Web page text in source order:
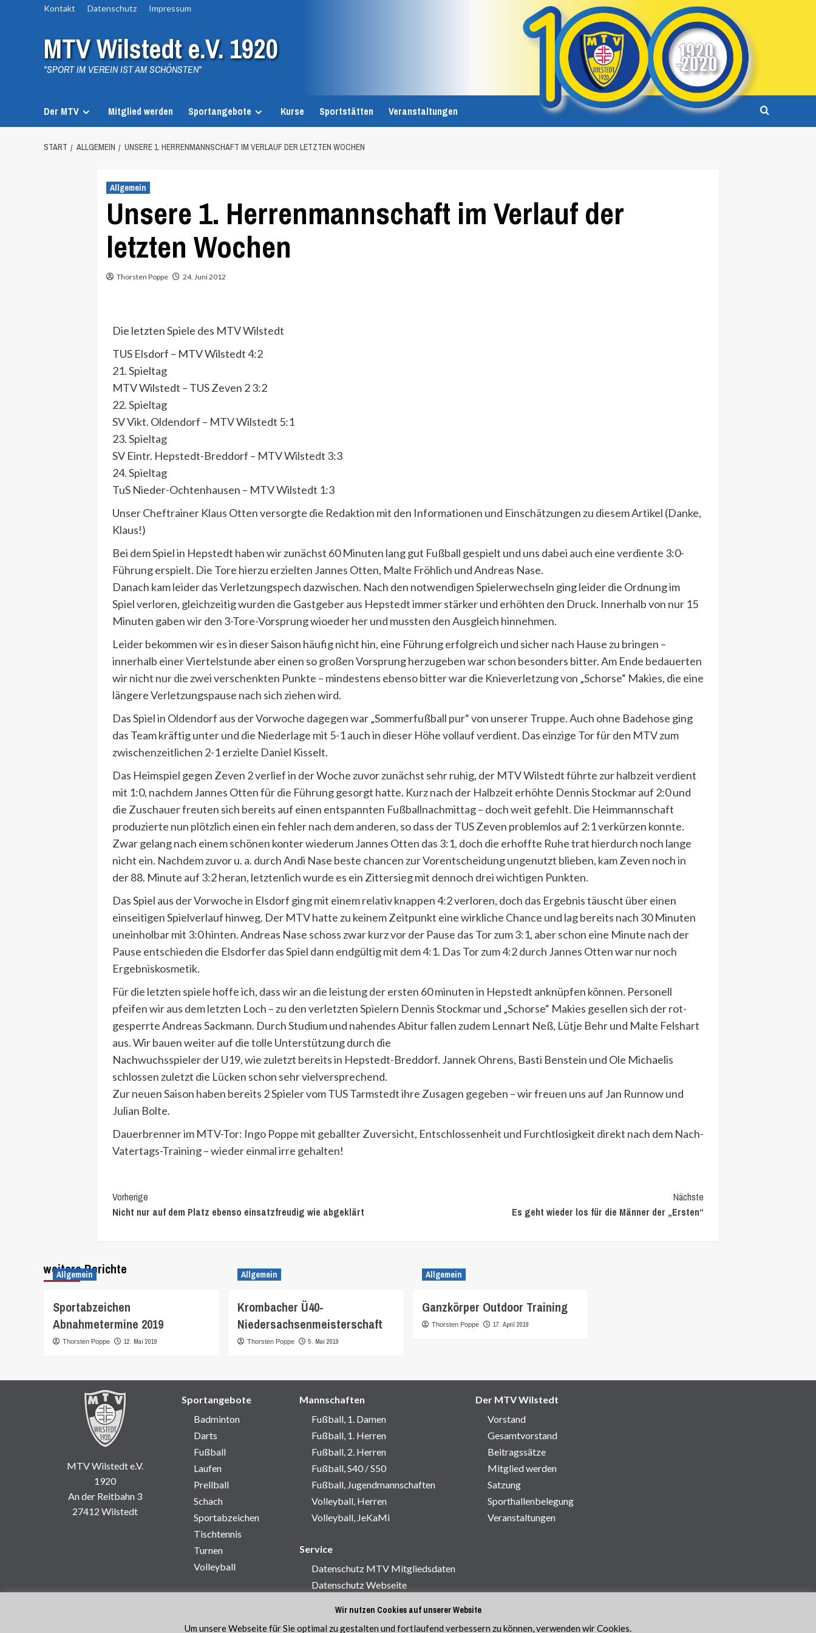
Kontakt Datenschutz Impressum
MTV Wilstedt e.V. 1920
"SPORT IM VEREIN IST AM SCHÖNSTEN"
Der MTV Mitglied werden Sportangebote Kurse Sportstätten Veranstaltungen
START ALLGEMEIN UNSERE 1. HERRENMANNSCHAFT IM VERLAUF DER LETZTEN WOCHEN
Allgemein
Unsere 1. Herrenmannschaft im Verlauf der
letzten Wochen
Thorsten Poppe 24. Juni 2012
Die letzten Spiele des MTV Wilstedt
TUS Elsdorf – MTV Wilstedt 4:2
21. Spieltag
MTV Wilstedt – TUS Zeven 2 3:2
22. Spieltag
SV Vikt. Oldendorf – MTV Wilstedt 5:1
23. Spieltag
SV Eintr. Hepstedt-Breddorf – MTV Wilstedt 3:3
24. Spieltag
TuS Nieder-Ochtenhausen – MTV Wilstedt 1:3
Unser Cheftrainer Klaus Otten versorgte die Redaktion mit den Informationen und Einschätzungen zu diesem Artikel (Danke,
Klaus!)
Bei dem Spiel in Hepstedt haben wir zunächst 60 Minuten lang gut Fußball gespielt und uns dabei auch eine verdiente 3:0-
Führung erspielt. Die Tore hierzu erzielten Jannes Otten, Malte Fröhlich und Andreas Nase.
Danach kam leider das Verletzungspech dazwischen. Nach den notwendigen Spielerwechseln ging leider die Ordnung im
Spiel verloren, gleichzeitig wurden die Gastgeber aus Hepstedt immer stärker und erhöhten den Druck. Innerhalb von nur 15
Minuten gaben wir den 3-Tore-Vorsprung wioeder her und mussten den Ausgleich hinnehmen.
Leider bekommen wir es in dieser Saison häufig nicht hin, eine Führung erfolgreich und sicher nach Hause zu bringen –
innerhalb einer Viertelstunde aber einen so großen Vorsprung herzugeben war schon besonders bitter. Am Ende bedauerten
wir nicht nur die zwei verschenkten Punkte – mindestens ebenso bitter war die Knieverletzung von „Schorse“ Makies, die eine
längere Verletzungspause nach sich ziehen wird.
Das Spiel in Oldendorf aus der Vorwoche dagegen war „Sommerfußball pur“ von unserer Truppe. Auch ohne Badehose ging
das Team kräftig unter und die Niederlage mit 5-1 auch in dieser Höhe vollauf verdient. Das einzige Tor für den MTV zum
zwischenzeitlichen 2-1 erzielte Daniel Kisselt.
Das Heimspiel gegen Zeven 2 verlief in der Woche zuvor zunächst sehr ruhig, der MTV Wilstedt führte zur halbzeit verdient
mit 1:0, nachdem Jannes Otten für die Führung gesorgt hatte. Kurz nach der Halbzeit erhöhte Dennis Stockmar auf 2:0 und
die Zuschauer freuten sich bereits auf einen entspannten Fußballnachmittag – doch weit gefehlt. Die Heimmannschaft
produzierte nun plötzlich einen ein fehler nach dem anderen, so dass der TUS Zeven problemlos auf 2:1 verkürzen konnte.
Zwar gelang nach einem schönen konter wiederum Jannes Otten das 3:1, doch die erhoffte Ruhe trat hierdurch noch lange
nicht ein. Nachdem zuvor u. a. durch Andi Nase beste chancen zur Vorentscheidung ungenutzt blieben, kam Zeven noch in
der 88. Minute auf 3:2 heran, letztenlich wurde es ein Zittersieg mit dennoch drei wichtigen Punkten.
Das Spiel aus der Vorwoche in Elsdorf ging mit einem relativ knappen 4:2 verloren, doch das Ergebnis täuscht über einen
einseitigen Spielverlauf hinweg. Der MTV hatte zu keinem Zeitpunkt eine wirkliche Chance und lag bereits nach 30 Minuten
uneinholbar mit 3:0 hinten. Andreas Nase schoss zwar kurz vor der Pause das Tor zum 3:1, aber schon eine Minute nach der
Pause entschieden die Elsdorfer das Spiel dann endgültig mit dem 4:1. Das Tor zum 4:2 durch Jannes Otten war nur noch
Ergebniskosmetik.
Für die letzten spiele hoffe ich, dass wir an die leistung der ersten 60 minuten in Hepstedt anknüpfen können. Personell
pfeifen wir aus dem letzten Loch – zu den verletzten Spielern Dennis Stockmar und „Schorse“ Makies gesellen sich der rot-
gesperrte Andreas Sackmann. Durch Studium und nahendes Abitur fallen zudem Lennart Neß, Lütje Behr und Malte Felshart
aus. Wir bauen weiter auf die tolle Unterstützung durch die
Nachwuchsspieler der U19, wie zuletzt bereits in Hepstedt-Breddorf. Jannek Ohrens, Basti Benstein und Ole Michaelis
schlossen zuletzt die Lücken schon sehr vielversprechend.
Zur neuen Saison haben bereits 2 Spieler vom TUS Tarmstedt ihre Zusagen gegeben – wir freuen uns auf Jan Runnow und
Julian Bolte.
Dauerbrenner im MTV-Tor: Ingo Poppe mit geballter Zuversicht, Entschlossenheit und Furchtlosigkeit direkt nach dem Nach-
Vatertags-Training – wieder einmal irre gehalten!
Continue
Reading
Vorherige
Nicht nur auf dem Platz ebenso einsatzfreudig wie abgeklärt
Nächste
Es geht wieder los für die Männer der „Ersten“
weitere Berichte
Allgemein
Sportabzeichen
Abnahmetermine 2019
Thorsten Poppe 12. Mai 2019
Allgemein
Krombacher Ü40-
Niedersachsenmeisterschaft
Thorsten Poppe 5. Mai 2019
Allgemein
Ganzkörper Outdoor Training
Thorsten Poppe 17. April 2019
MTV Wilstedt e.V.
1920
An der Reitbahn 3
27412 Wilstedt
Sportangebote
Badminton
Darts
Fußball
Laufen
Prellball
Schach
Sportabzeichen
Tischtennis
Turnen
Volleyball
Mannschaften
Fußball, 1. Damen
Fußball, 1. Herren
Fußball, 2. Herren
Fußball, S40 / S50
Fußball, Jugendmannschaften
Volleyball, Herren
Volleyball, JeKaMi
Der MTV Wilstedt
Vorstand
Gesamtvorstand
Beitragssätze
Mitglied werden
Satzung
Sporthallenbelegung
Veranstaltungen
Service
Datenschutz MTV Mitgliedsdaten
Datenschutz Webseite
Wir nutzen Cookies auf unserer Website
Um unsere Webseite für Sie optimal zu gestalten und fortlaufend verbessern zu können, verwenden wir Cookies.